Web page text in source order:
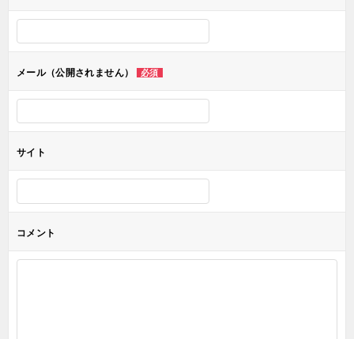
ン
メール（公開されません） 必須
サイト
コメント